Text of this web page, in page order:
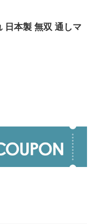
日本製 無双 通しマ